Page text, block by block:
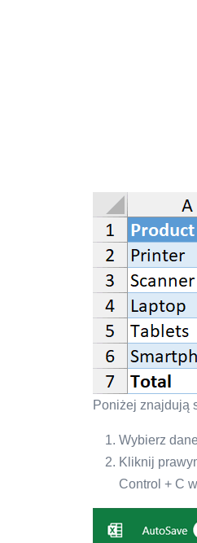
Poniżej znajdują
Wybierz
Kliknij
Control + C